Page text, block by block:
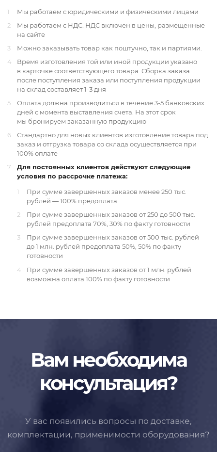
Мы работаем с юридическими и физическими лицами
1
Мы работаем с НДС. НДС включен в цены, размещенные
на сайте
2
Можно заказывать товар как поштучно, так и партиями.
3
Время изготовления той или иной продукции указано
в карточке соответствующего товара. Сборка заказа
после поступления заказа или поступления продукции
на склад составляет 1-3 дня
4
Оплата должна производиться в течение 3-5 банковских
дней с момента выставления счета. На этот срок
мы бронируем заказанную продукцию
5
Стандартно для новых клиентов изготовление товара под
заказ и отгрузка товара со склада осуществляется при
100% оплате
6
Для постоянных клиентов действуют следующие
условия по рассрочке платежа:
7
При сумме завершенных заказов менее 250 тыс.
рублей — 100% предоплата
1
При сумме завершенных заказов от 250 до 500 тыс.
рублей предоплата 70%, 30% по факту готовности
2
При сумме завершенных заказов от 500 тыс. рублей
до 1 млн. рублей предоплата 50%, 50% по факту
готовности
3
При сумме завершенных заказов от 1 млн. рублей
возможна оплата 100% по факту готовности
4
Вам необходима
консультация?
У вас появились вопросы по доставке,
комплектации, применимости оборудования?